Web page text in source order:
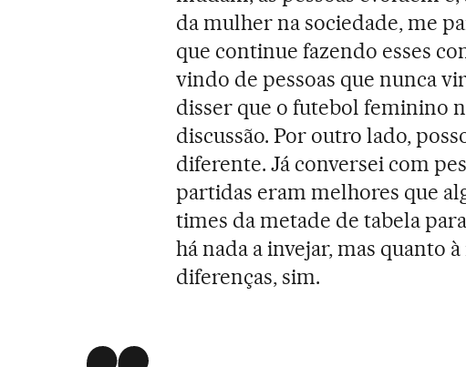
da mulher na sociedade, me
que continue fazendo esses
vindo de pessoas que nunca
disser que o futebol feminino
discussão. Por outro lado,
diferente. Já conversei com
partidas eram melhores que
times da metade de tabela
há nada a invejar, mas quanto
diferenças, sim.